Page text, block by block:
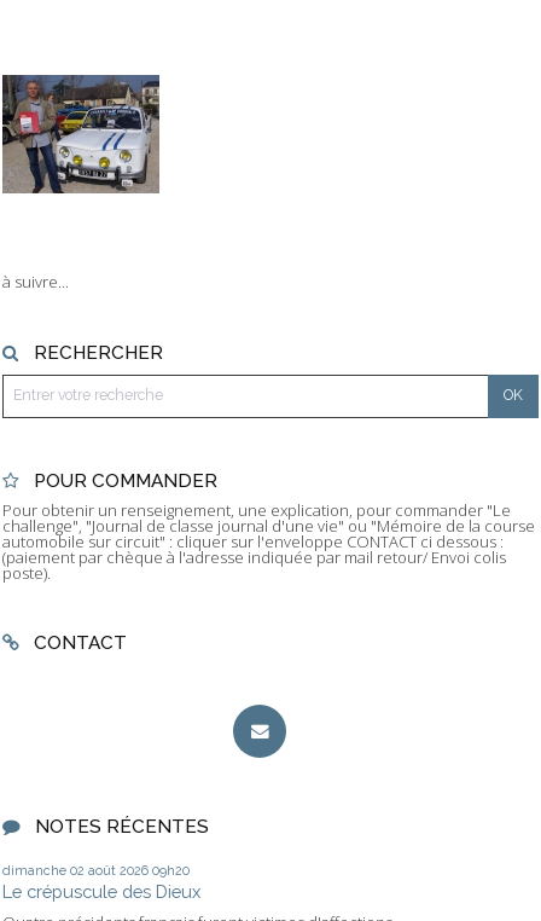
à suivre...
RECHERCHER
POUR COMMANDER
Pour obtenir un renseignement, une explication, pour commander "Le
challenge", "Journal de classe journal d'une vie" ou "Mémoire de la course
automobile sur circuit" : cliquer sur l'enveloppe CONTACT ci dessous :
(paiement par chèque à l'adresse indiquée par mail retour/ Envoi colis
poste).
CONTACT
NOTES RÉCENTES
dimanche 02 août 2026 09h20
Le crépuscule des Dieux